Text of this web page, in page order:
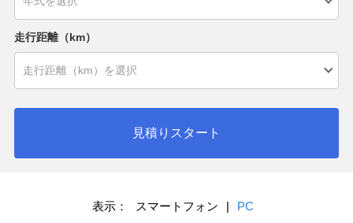
走行距離（km）
見積りスタート
表示： スマートフォン | PC